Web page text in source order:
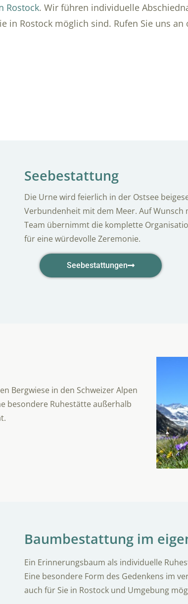
Rostock. Wir führen individuelle
in Rostock möglich sind. Rufen Sie uns an
Seebestattung
Die Urne wird feierlich in der Ostsee
Verbundenheit mit dem Meer. Auf
Team übernimmt die komplette
für eine würdevolle Zeremonie.
Seebestattungen
Bergwiese in den Schweizer Alpen
besondere Ruhestätte außerhalb
Baumbestattung im
Ein Erinnerungsbaum als individuelle
Eine besondere Form des Gedenkens im
auch für Sie in Rostock und Umgebung